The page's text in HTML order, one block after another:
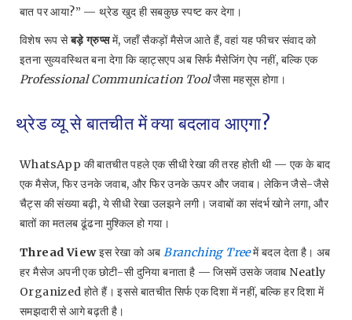
बात पर आया?” — थ्रेड खुद ही सबकुछ स्पष्ट कर देगा।
विशेष रूप सेबड़े ग्रुप्समें, जहाँ सैकड़ों मैसेज आते हैं, वहां यह फीचर संवाद को
इतना सुव्यवस्थित बना देगा कि व्हाट्सएप अब सिर्फ मैसेजिंग ऐप नहीं, बल्कि एक
Professional Communication Toolजैसा महसूस होगा।
थ्रेड व्यू से बातचीत में क्या बदलाव आएगा?
WhatsApp की बातचीत पहले एक सीधी रेखा की तरह होती थी — एक के बाद
एक मैसेज, फिर उनके जवाब, और फिर उनके ऊपर और जवाब। लेकिन जैसे-जैसे
चैट्स की संख्या बढ़ी, ये सीधी रेखा उलझने लगी। जवाबों का संदर्भ खोने लगा, और
बातों का मतलब ढूंढना मुश्किल हो गया।
Thread Viewइस रेखा को अबBranching Treeमें बदल देता है। अब
हर मैसेज अपनी एक छोटी-सी दुनिया बनाता है — जिसमें उसके जवाब Neatly
Organized होते हैं। इससे बातचीत सिर्फ एक दिशा में नहीं, बल्कि हर दिशा में
समझदारी से आगे बढ़ती है।